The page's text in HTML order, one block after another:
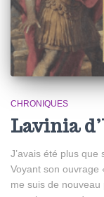
CHRONIQUES
Lavinia
J’avais été plus que
Voyant son ouvrage
me suis de nouveau